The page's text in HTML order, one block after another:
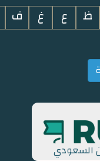
ظ ع غ ف
السعودي